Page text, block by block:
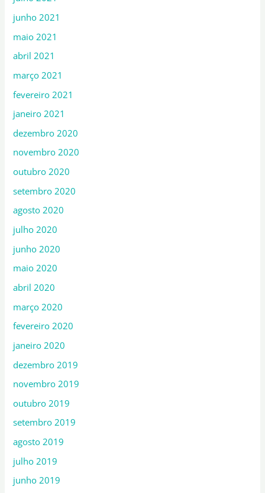
junho 2021
maio 2021
abril 2021
março 2021
fevereiro 2021
janeiro 2021
dezembro 2020
novembro 2020
outubro 2020
setembro 2020
agosto 2020
julho 2020
junho 2020
maio 2020
abril 2020
março 2020
fevereiro 2020
janeiro 2020
dezembro 2019
novembro 2019
outubro 2019
setembro 2019
agosto 2019
julho 2019
junho 2019